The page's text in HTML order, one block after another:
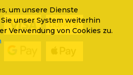
um unsere Dienste
unser System weiterhin
Verwendung von Cookies zu.